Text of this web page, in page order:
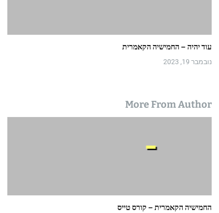
עוד יהיה – החמישיה הקאמרית
נובמבר 19, 2023
More From Author
החמישיה הקאמרית – קורס טייס